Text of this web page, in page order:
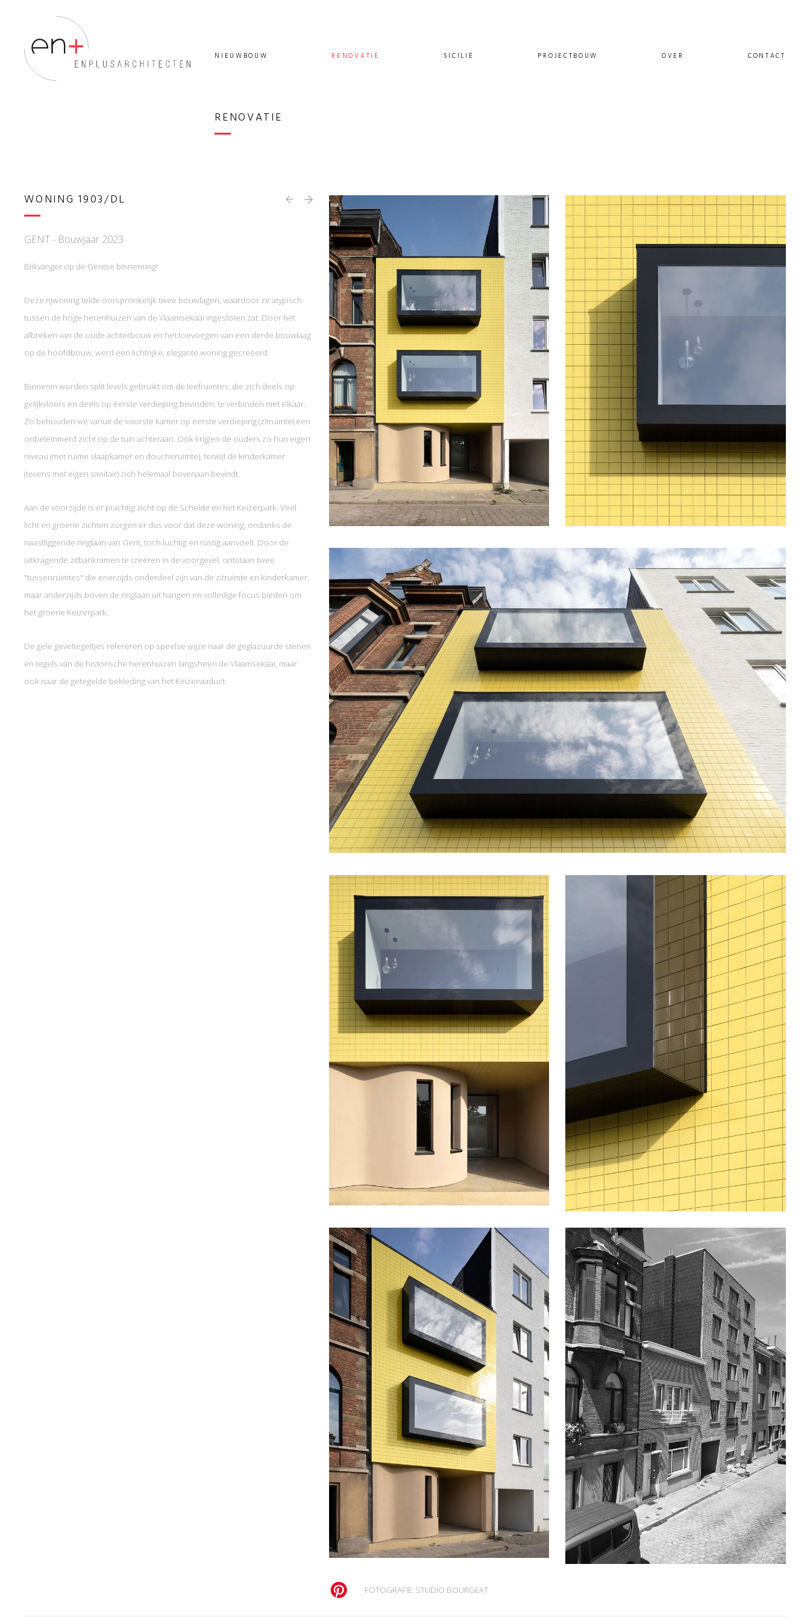
NIEUWBOUW RENOVATIE SICILIË PROJECTBOUW OVER CONTACT
RENOVATIE
WONING 1903/DL
GENT - Bouwjaar 2023
Blikvanger op de Gentse binnenring!
Deze rijwoning telde oorspronkelijk twee bouwlagen, waardoor ze atypisch
tussen de hoge herenhuizen van de Vlaamsekaai ingesloten zat. Door het
afbreken van de oude achterbouw en het toevoegen van een derde bouwlaag
op de hoofdbouw, werd een lichtrijke, elegante woning gecreëerd.
Binnenin worden split levels gebruikt om de leefruimtes, die zich deels op
gelijkvloers en deels op eerste verdieping bevinden, te verbinden met elkaar.
Zo behouden we vanuit de voorste kamer op eerste verdieping (zitruimte) een
onbelemmerd zicht op de tuin achteraan. Ook krijgen de ouders zo hun eigen
niveau (met ruime slaapkamer en doucheruimte), terwijl de kinderkamer
(tevens met eigen sanitair) zich helemaal bovenaan bevindt.
Aan de voorzijde is er prachtig zicht op de Schelde en het Keizerpark. Veel
licht en groene zichten zorgen er dus voor dat deze woning, ondanks de
naastliggende ringlaan van Gent, toch luchtig en rustig aanvoelt. Door de
uitkragende zitbankramen te creëren in de voorgevel, ontstaan twee
"tussenruimtes" die enerzijds onderdeel zijn van de zitruimte en kinderkamer,
maar anderzijds boven de ringlaan uit hangen en volledige focus bieden om
het groene Keizerpark.
De gele geveltegeltjes refereren op speelse wijze naar de geglazuurde stenen
en tegels van de historische herenhuizen langsheen de Vlaamsekaai, maar
ook naar de getegelde bekleding van het Keizerviaduct.
FOTOGRAFIE: STUDIO BOURGEAT